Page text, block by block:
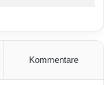
Kommentare